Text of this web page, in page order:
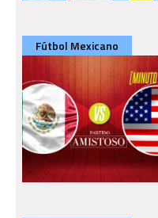
Fútbol Mexicano